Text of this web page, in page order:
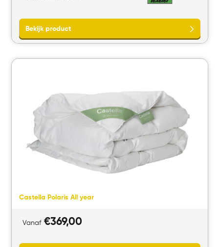
Castella Polaris All year
Vanaf €369,00